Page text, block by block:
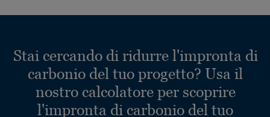
Stai cercando di ridurre l'impronta di
carbonio del tuo progetto? Usa il
nostro calcolatore per scoprire
l'impronta di carbonio del tuo